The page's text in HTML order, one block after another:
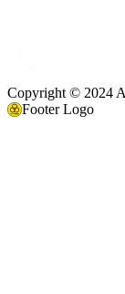
Copyright © 2024
Footer Logo